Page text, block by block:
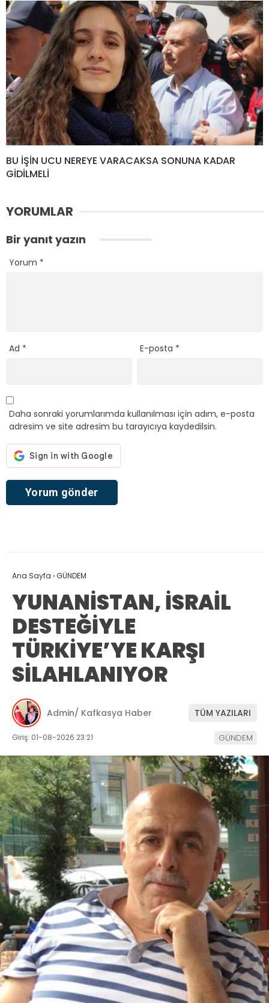
BU İŞİN UCU NEREYE VARACAKSA SONUNA KADAR
GİDİLMELİ
YORUMLAR
Bir yanıt yazın
Yorum *
Ad * E-posta *
Daha sonraki yorumlarımda kullanılması için adım, e-posta
adresim ve site adresim bu tarayıcıya kaydedilsin.
Ana Sayfa ›GÜNDEM
YUNANİSTAN, İSRAİL
DESTEĞİYLE
TÜRKİYE’YE KARŞI
SİLAHLANIYOR
Admin/ Kafkasya Haber TÜM YAZILARI
Giriş: 01-08-2026 23:21 GÜNDEM